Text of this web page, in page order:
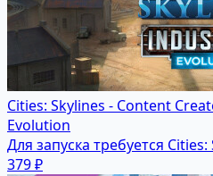
Cities: Skylines - Content
Evolution
Для запуска требуется Cities:
379 ₽